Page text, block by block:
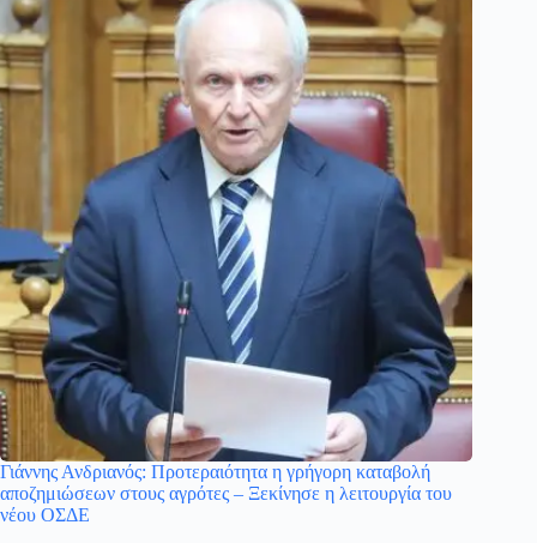
Γιάννης Ανδριανός: Προτεραιότητα η γρήγορη καταβολή
αποζημιώσεων στους αγρότες – Ξεκίνησε η λειτουργία του
νέου ΟΣΔΕ